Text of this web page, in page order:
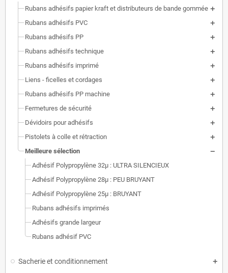
Rubans adhésifs papier kraft et distributeurs de bande gommée
Rubans adhésifs PVC
Rubans adhésifs PP
Rubans adhésifs technique
Rubans adhésifs imprimé
Liens - ficelles et cordages
Rubans adhésifs PP machine
Fermetures de sécurité
Dévidoirs pour adhésifs
Pistolets à colle et rétraction
Meilleure sélection
Adhésif Polypropylène 32µ : ULTRA SILENCIEUX
Adhésif Polypropylène 28µ : PEU BRUYANT
Adhésif Polypropylène 25µ : BRUYANT
Rubans adhésifs imprimés
Adhésifs grande largeur
Rubans adhésif PVC
Sacherie et conditionnement